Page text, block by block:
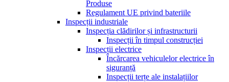
Produse
Regulament UE privind bateriile
Inspecții industriale
Inspecția clădirilor și infrastructurii
Inspecții în timpul construcției
Inspecții electrice
Încărcarea vehiculelor electrice în
siguranță
Inspecții terțe ale instalațiilor